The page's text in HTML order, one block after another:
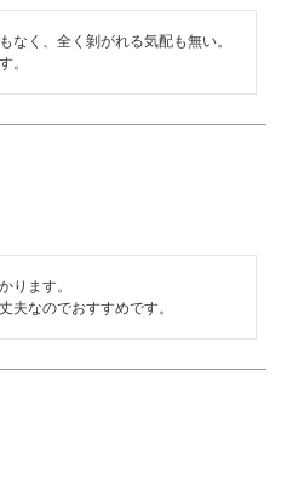
なく、全く剝がれる気配も無い。
。
ります。
夫なのでおすすめです。